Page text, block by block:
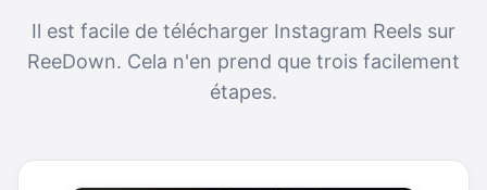
Il est facile de télécharger Instagram Reels sur
ReeDown. Cela n'en prend que trois facilement
étapes.